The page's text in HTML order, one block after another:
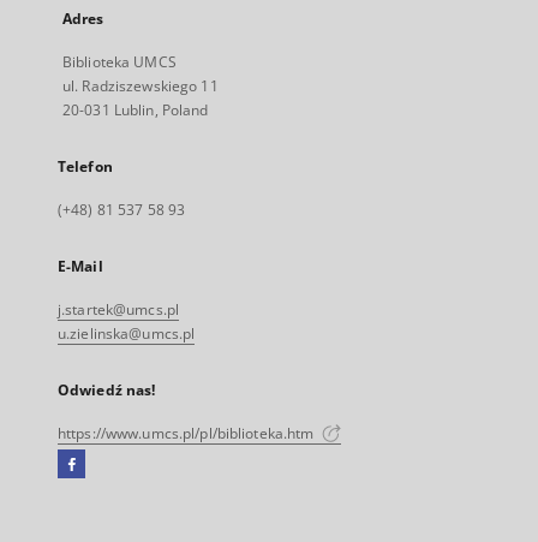
Adres
Biblioteka UMCS
ul. Radziszewskiego 11
20-031 Lublin, Poland
Telefon
(+48) 81 537 58 93
E-Mail
j.startek@umcs.pl
u.zielinska@umcs.pl
Odwiedź nas!
https://www.umcs.pl/pl/biblioteka.htm
Facebook